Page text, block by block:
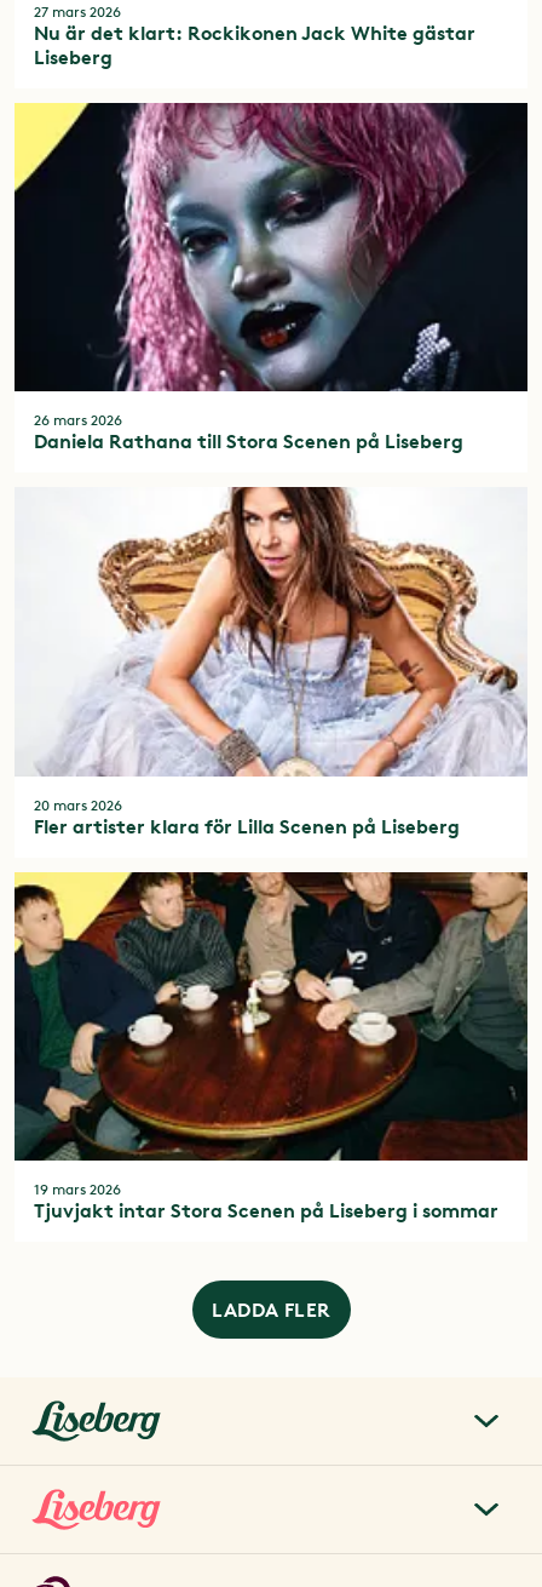
27 mars 2026
Nu är det klart: Rockikonen Jack White gästar
Liseberg
26 mars 2026
Daniela Rathana till Stora Scenen på Liseberg
20 mars 2026
Fler artister klara för Lilla Scenen på Liseberg
19 mars 2026
Tjuvjakt intar Stora Scenen på Liseberg i sommar
LADDA FLER
liseberg.se
Om Liseberg
Lisebergsparken